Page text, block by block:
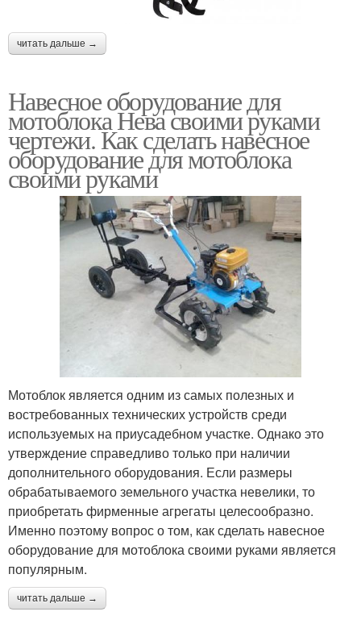
читать дальше →
Навесное оборудование для
мотоблока Нева своими руками
чертежи. Как сделать навесное
оборудование для мотоблока
своими руками
Мотоблок является одним из самых полезных и
востребованных технических устройств среди
используемых на приусадебном участке. Однако это
утверждение справедливо только при наличии
дополнительного оборудования. Если размеры
обрабатываемого земельного участка невелики, то
приобретать фирменные агрегаты целесообразно.
Именно поэтому вопрос о том, как сделать навесное
оборудование для мотоблока своими руками является
популярным.
читать дальше →